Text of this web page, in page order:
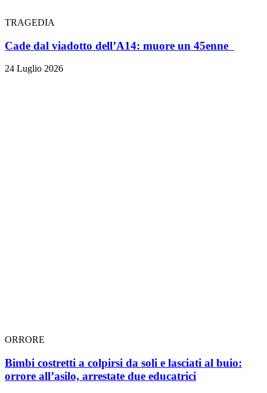
TRAGEDIA
Cade dal viadotto dell’A14: muore un 45enne
24 Luglio 2026
ORRORE
Bimbi costretti a colpirsi da soli e lasciati al buio:
orrore all’asilo, arrestate due educatrici